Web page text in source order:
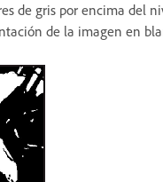
de gris por encima del
de la imagen en